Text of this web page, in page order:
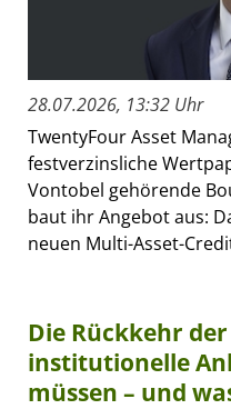
28.07.2026, 13:32 Uhr
TwentyFour Asset
festverzinsliche
Vontobel gehörende
baut ihr Angebot aus:
neuen Multi-Asset-
Die Rückkehr
institutionelle
müssen – und